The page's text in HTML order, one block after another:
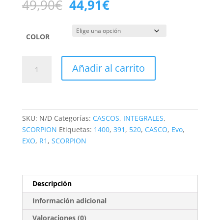
49,90€ El
precio
original
era:
44,91€El
precio
actual
es:
COLOR
Iridium
R1-
520-
391
Añadir al carrito
SKU: N/D Categorías: CASCOS, INTEGRALES,
SCORPION Etiquetas: 1400, 391 , 520, CASCO, Evo,
EXO, R1 , SCORPION
Descripción
Información adicional
Valoraciones (0)